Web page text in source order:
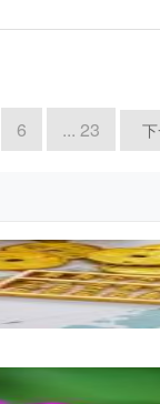
6 ... 23